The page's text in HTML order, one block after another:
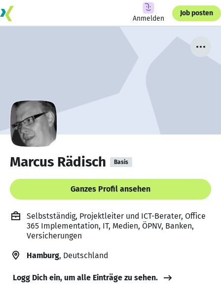
Anmelden
Job posten
Marcus Rädisch Basis
Ganzes Profil ansehen
Selbstständig, Projektleiter und ICT-Berater, Office
365 Implementation, IT, Medien, ÖPNV, Banken,
Versicherungen
Hamburg, Deutschland
Logg Dich ein, um alle Einträge zu sehen.